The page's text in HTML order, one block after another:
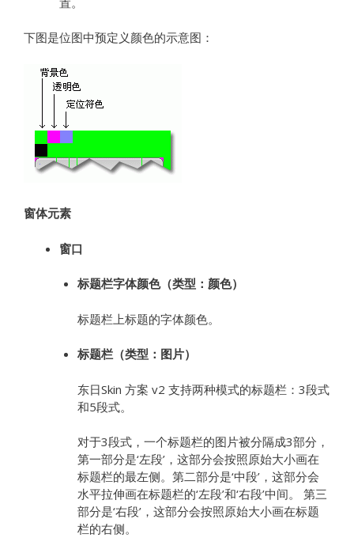
下图是位图中预定义颜色的示意图：
窗体元素
窗口
标题栏字体颜色（类型：颜色）
标题栏上标题的字体颜色。
标题栏（类型：图片）
东日Skin 方案 v2 支持两种模式的标题栏：3段式
和5段式。
对于3段式，一个标题栏的图片被分隔成3部分，
第一部分是‘左段’，这部分会按照原始大小画在
标题栏的最左侧。第二部分是‘中段’，这部分会
水平拉伸画在标题栏的‘左段’和‘右段’中间。 第三
部分是‘右段’，这部分会按照原始大小画在标题
栏的右侧。